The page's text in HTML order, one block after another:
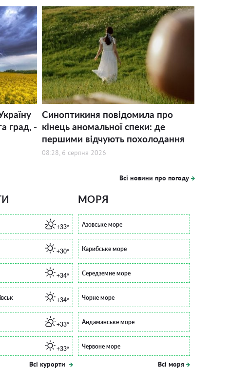
град, -
Синоптикиня повідомила про
кінець аномальної спеки: де
першими відчують похолодання
08:28, 6 серпня 2026
Всі новини про погоду
+33°
+30°
+34°
+34°
+33°
+33°
Всі курорти
МОРЯ
Азовське море
Карибське море
Середземне море
Чорне море
Андаманське море
Червоне море
Всі моря